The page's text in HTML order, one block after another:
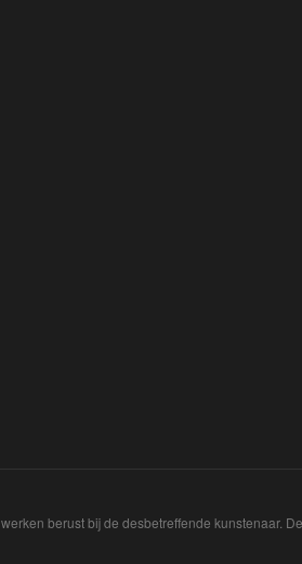
berust bij de desbetreffende kunstenaar.